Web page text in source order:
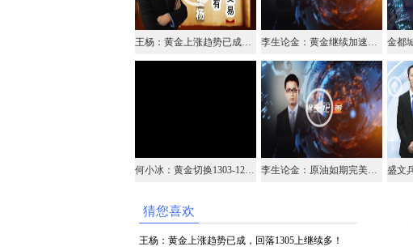
王杨：黄金上涨趋势已成，回落1305上继续多！ 李生论金：黄金继续加速上升，原油单边下跌不改（视频）
何小冰：黄金切换1303-1283，首要看延续性 李生论金：原油如期完美瀑布，金价短期震荡不改（视频）
猜您喜欢
王杨：黄金上涨趋势已成，回落1305上继续多！